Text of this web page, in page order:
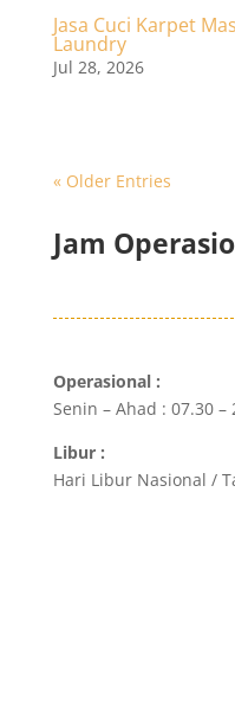
Jasa Cuci Karpet
Laundry
Jul 28, 2026
« Older Entries
Jam
Operasional :
Senin – Ahad : 07.30 –
Libur :
Hari Libur Nasional /